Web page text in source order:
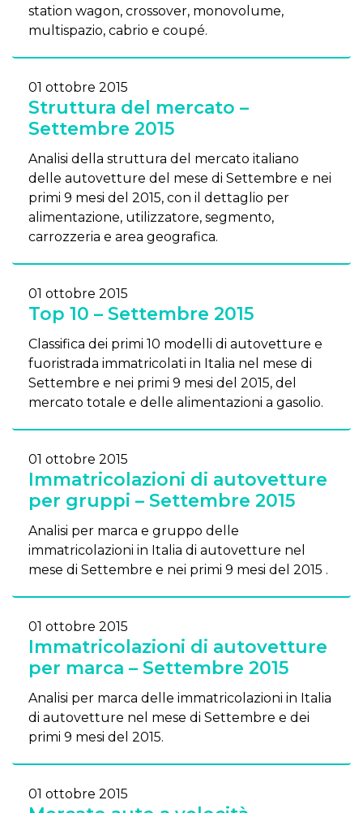
station wagon, crossover, monovolume,
multispazio, cabrio e coupé.
01 ottobre 2015
Struttura del mercato –
Settembre 2015
Analisi della struttura del mercato italiano
delle autovetture del mese di Settembre e nei
primi 9 mesi del 2015, con il dettaglio per
alimentazione, utilizzatore, segmento,
carrozzeria e area geografica.
01 ottobre 2015
Top 10 – Settembre 2015
Classifica dei primi 10 modelli di autovetture e
fuoristrada immatricolati in Italia nel mese di
Settembre e nei primi 9 mesi del 2015, del
mercato totale e delle alimentazioni a gasolio.
01 ottobre 2015
Immatricolazioni di autovetture
per gruppi – Settembre 2015
Analisi per marca e gruppo delle
immatricolazioni in Italia di autovetture nel
mese di Settembre e nei primi 9 mesi del 2015 .
01 ottobre 2015
Immatricolazioni di autovetture
per marca – Settembre 2015
Analisi per marca delle immatricolazioni in Italia
di autovetture nel mese di Settembre e dei
primi 9 mesi del 2015.
01 ottobre 2015